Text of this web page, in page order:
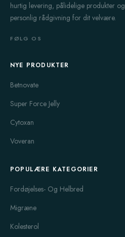
hurtig levering, pålidelige produkter og
personlig rådgivning for dit velvære.
FØLG OS
NYE PRODUKTER
Betnovate
Super Force Jelly
Cytoxan
Voveran
POPULÆRE KATEGORIER
Fordøjelses- Og Helbred
Migræne
Kolesterol